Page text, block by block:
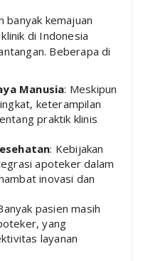
banyak kemajuan
di Indonesia
Beberapa di
Manusia: Meskipun
keterampilan
praktik klinis
: Kebijakan
apoteker dalam
inovasi dan
pasien masih
yang
layanan